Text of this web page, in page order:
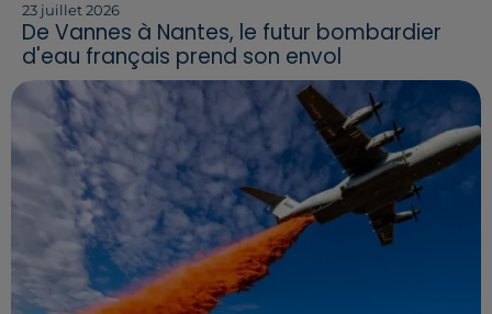
23 juillet 2026
De Vannes à Nantes, le futur bombardier
d'eau français prend son envol